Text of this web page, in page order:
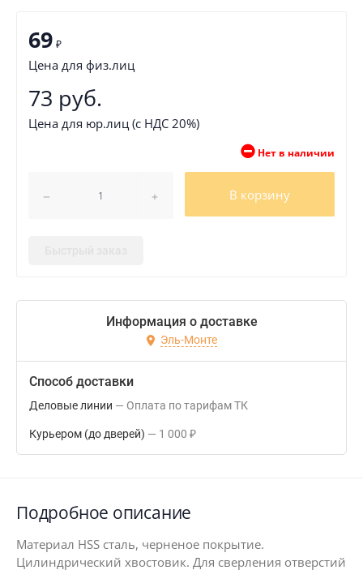
69 ₽
Цена для физ.лиц
73 руб.
Цена для юр.лиц (с НДС 20%)
Нет в наличии
В корзину
Информация о доставке
Эль-Монте
Способ доставки
Деловые линии Оплата по тарифам ТК
Курьером (до дверей) 1 000 ₽
Подробное описание
Материал HSS сталь, черненое покрытие.
Цилиндрический хвостовик. Для сверления отверстий